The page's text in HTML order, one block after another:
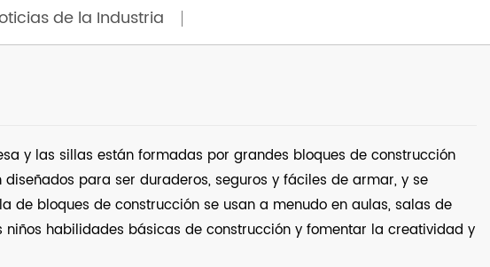
de la Industria
y las sillas están formadas por grandes bloques de construcción
para ser duraderos, seguros y fáciles de armar, y se
bloques de construcción se usan a menudo en aulas, salas de
habilidades básicas de construcción y fomentar la creatividad y